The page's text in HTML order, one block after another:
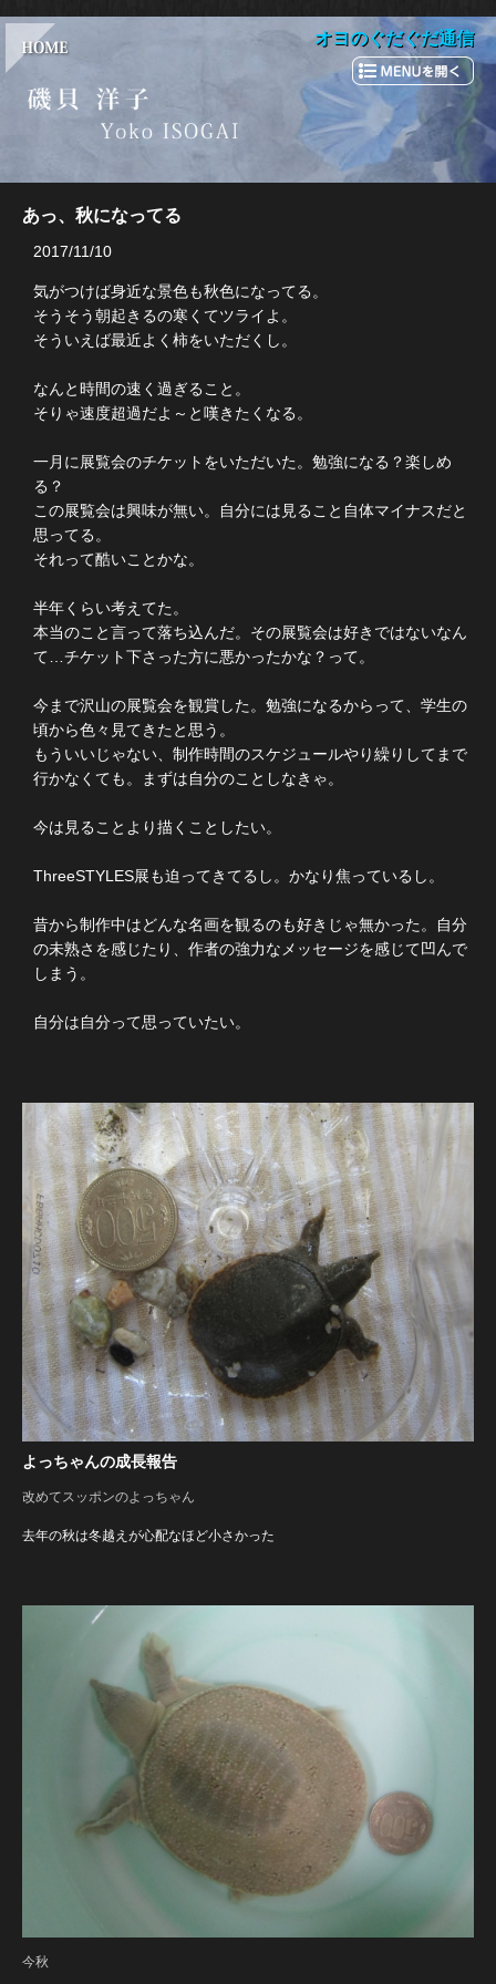
あっ、秋になってる
2017/11/10
気がつけば身近な景色も秋色になってる。
そうそう朝起きるの寒くてツライよ。
そういえば最近よく柿をいただくし。
なんと時間の速く過ぎること。
そりゃ速度超過だよ～と嘆きたくなる。
一月に展覧会のチケットをいただいた。勉強になる？楽しめ
る？
この展覧会は興味が無い。自分には見ること自体マイナスだと
思ってる。
それって酷いことかな。
半年くらい考えてた。
本当のこと言って落ち込んだ。その展覧会は好きではないなん
て…チケット下さった方に悪かったかな？って。
今まで沢山の展覧会を観賞した。勉強になるからって、学生の
頃から色々見てきたと思う。
もういいじゃない、制作時間のスケジュールやり繰りしてまで
行かなくても。まずは自分のことしなきゃ。
今は見ることより描くことしたい。
ThreeSTYLES展も迫ってきてるし。かなり焦っているし。
昔から制作中はどんな名画を観るのも好きじゃ無かった。自分
の未熟さを感じたり、作者の強力なメッセージを感じて凹んで
しまう。
自分は自分って思っていたい。
よっちゃんの成長報告
改めてスッポンのよっちゃん
去年の秋は冬越えが心配なほど小さかった
今秋
オヨのぐだぐだ通信